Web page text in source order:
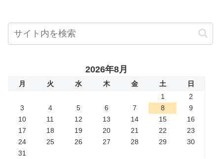
2026年8月
月 火 水 木 金 土
日
1
2
3
4 5 6 7 8
9
10
11 12 13 14 15
16
17
18 19 20 21 22
23
24
25 26 27 28 29
30
31